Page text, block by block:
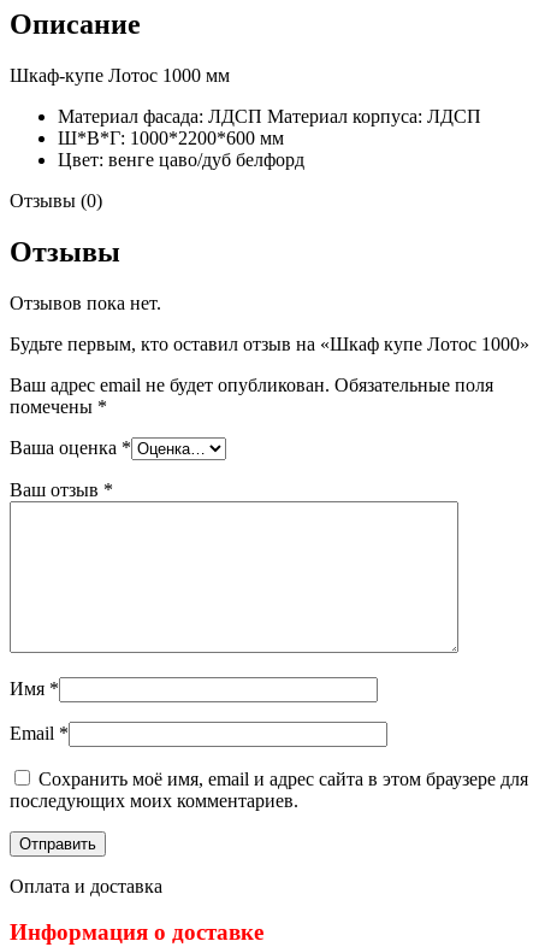
Описание
Шкаф-купе Лотос 1000 мм
Материал фасада: ЛДСП Материал корпуса: ЛДСП
Ш*В*Г: 1000*2200*600 мм
Цвет: венге цаво/дуб белфорд
Отзывы (0)
Отзывы
Отзывов пока нет.
Будьте первым, кто оставил отзыв на «Шкаф купе Лотос 1000»
Ваш адрес email не будет опубликован. Обязательные поля
помечены *
Ваша оценка *
Ваш отзыв *
Имя *
Email *
Сохранить моё имя, email и адрес сайта в этом браузере для
последующих моих комментариев.
Оплата и доставка
Информация о доставке